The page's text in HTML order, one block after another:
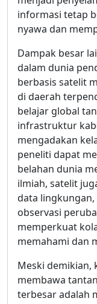
informasi tetap
nyawa dan
Dampak besar
dalam dunia
berbasis satelit
di daerah
belajar global
infrastruktur
mengadakan
peneliti dapat
belahan dunia
ilmiah, satelit
data lingkungan,
observasi
memperkuat
memahami dan
Meski demikian,
membawa
terbesar adalah